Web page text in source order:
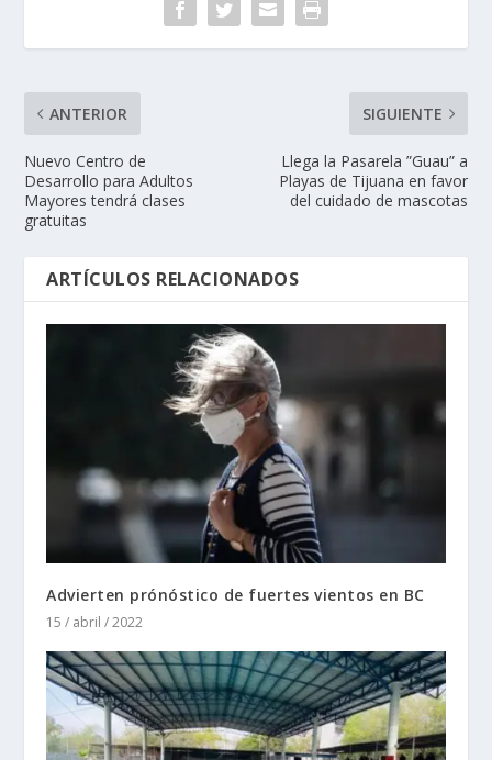
ANTERIOR
Nuevo Centro de
Desarrollo para Adultos
Mayores tendrá clases
gratuitas
SIGUIENTE
Llega la Pasarela ”Guau” a
Playas de Tijuana en favor
del cuidado de mascotas
ARTÍCULOS RELACIONADOS
Advierten prónóstico de fuertes vientos en BC
15 / abril / 2022